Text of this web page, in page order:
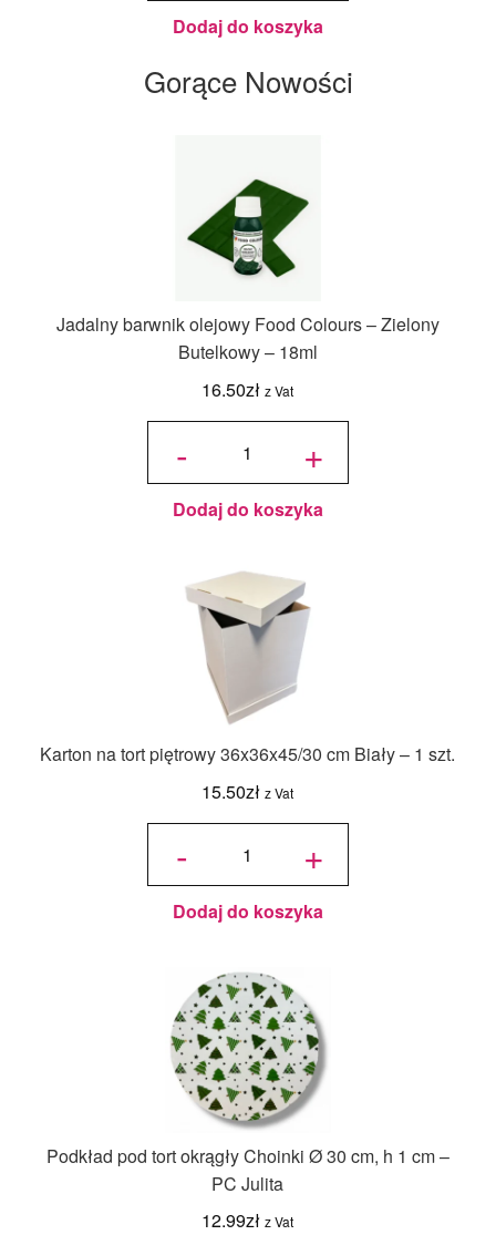
Dodaj do koszyka
Gorące Nowości
Jadalny barwnik olejowy Food Colours – Zielony
Butelkowy – 18ml
16.50zł z Vat
-
ilość
olejowy
Food
Colours -
Zielony
Butelkowy
+
Dodaj do koszyka
Karton na tort piętrowy 36x36x45/30 cm Biały – 1 szt.
15.50zł z Vat
-
ilość Karton
36x36x45/30
cm Biały - 1
szt. +
Dodaj do koszyka
Podkład pod tort okrągły Choinki Ø 30 cm, h 1 cm –
PC Julita
12.99zł z Vat